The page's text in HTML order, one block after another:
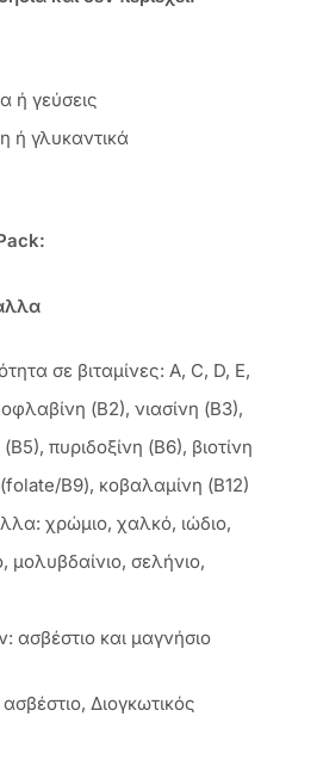
ή γεύσεις
ή γλυκαντικά
σε βιταμίνες: A, C, D, E,
(Β2), νιασίνη (Β3),
πυριδοξίνη (Β6), βιοτίνη
B9), κοβαλαμίνη (Β12)
χρώμιο, χαλκό, ιώδιο,
μολυβδαίνιο, σελήνιο,
ασβέστιο και μαγνήσιο
Διογκωτικός